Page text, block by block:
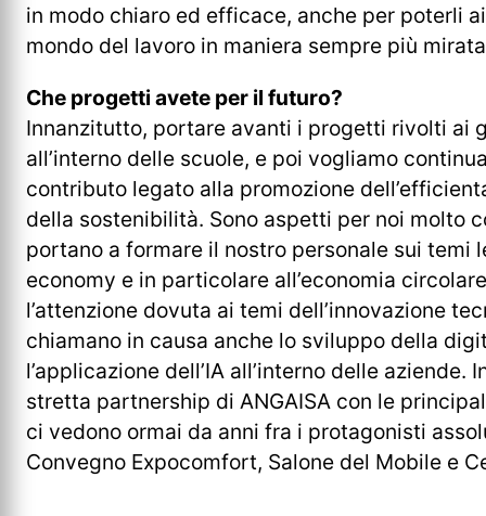
in modo chiaro ed efficace, anche per poterli
mondo del lavoro in maniera sempre più
Che progetti avete per il futuro?
Innanzitutto, portare avanti i progetti rivolti ai
all’interno delle scuole, e poi vogliamo
contributo legato alla promozione
della sostenibilità. Sono aspetti per noi molto
portano a formare il nostro personale sui temi
economy e in particolare all’economia
l’attenzione dovuta ai temi dell’innovazione
chiamano in causa anche lo sviluppo della
l’applicazione dell’IA all’interno delle aziende.
stretta partnership di ANGAISA con le
ci vedono ormai da anni fra i protagonisti
Convegno Expocomfort, Salone del Mobile e